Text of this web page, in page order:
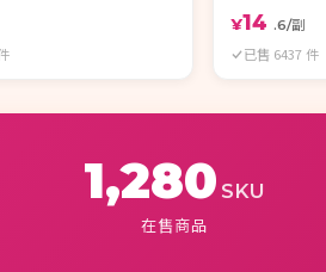
¥14 .6/副
已售 6437 件
1,280 SKU
在售商品